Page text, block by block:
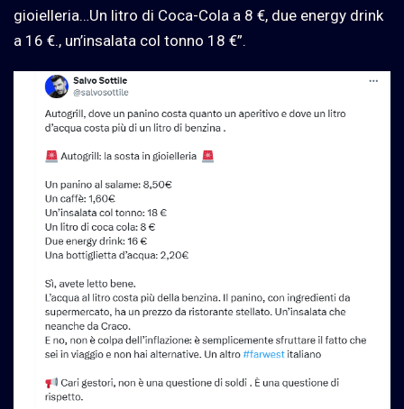
gioielleria…Un litro di Coca-Cola a 8 €, due energy drink
a 16 €., un’insalata col tonno 18 €”.